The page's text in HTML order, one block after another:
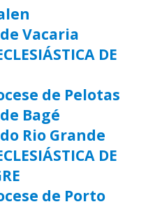
Vacaria
DE
de Pelotas
Bagé
Rio Grande
DE
de Porto